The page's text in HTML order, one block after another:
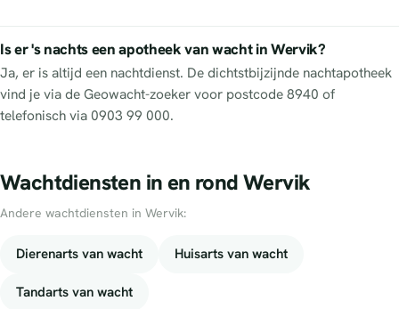
Is er 's nachts een apotheek van wacht in Wervik?
Ja, er is altijd een nachtdienst. De dichtstbijzijnde nachtapotheek
vind je via de Geowacht-zoeker voor postcode 8940 of
telefonisch via 0903 99 000.
Wachtdiensten in en rond Wervik
Andere wachtdiensten in Wervik:
Dierenarts van wacht Huisarts van wacht
Tandarts van wacht